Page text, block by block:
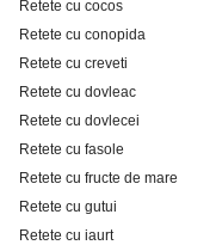
Retete cu cocos
Retete cu conopida
Retete cu creveti
Retete cu dovleac
Retete cu dovlecei
Retete cu fasole
Retete cu fructe de mare
Retete cu gutui
Retete cu iaurt